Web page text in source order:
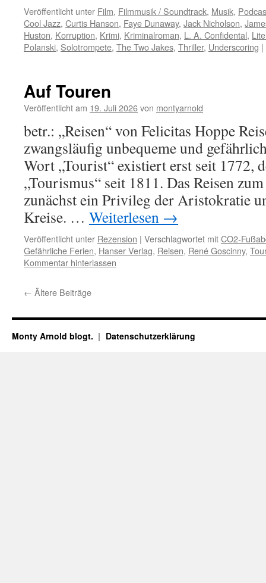
Veröffentlicht unter Film, Filmmusik / Soundtrack, Musik,
Cool Jazz, Curtis Hanson, Faye Dunaway, Jack Nicholson,
Huston, Korruption, Krimi, Kriminalroman, L. A. Confidental,
Polanski, Solotrompete, The Two Jakes, Thriller, Underscoring |
Auf Touren
Veröffentlicht am 19. Juli 2026von montyarnold
betr.: „Reisen“ von Felicitas Hoppe
zwangsläufig unbequeme und
Wort „Tourist“ existiert erst seit 1772,
„Tourismus“ seit 1811. Das Reisen
zunächst ein Privileg der Aristokratie
Kreise. … Weiterlesen →
Veröffentlicht unter Rezension | Verschlagwortet mitCO2-
Gefährliche Ferien, Hanser Verlag, Reisen, René Goscinny,
Kommentar hinterlassen
← Ältere Beiträge
Monty Arnold blogt. Datenschutz­erklärung